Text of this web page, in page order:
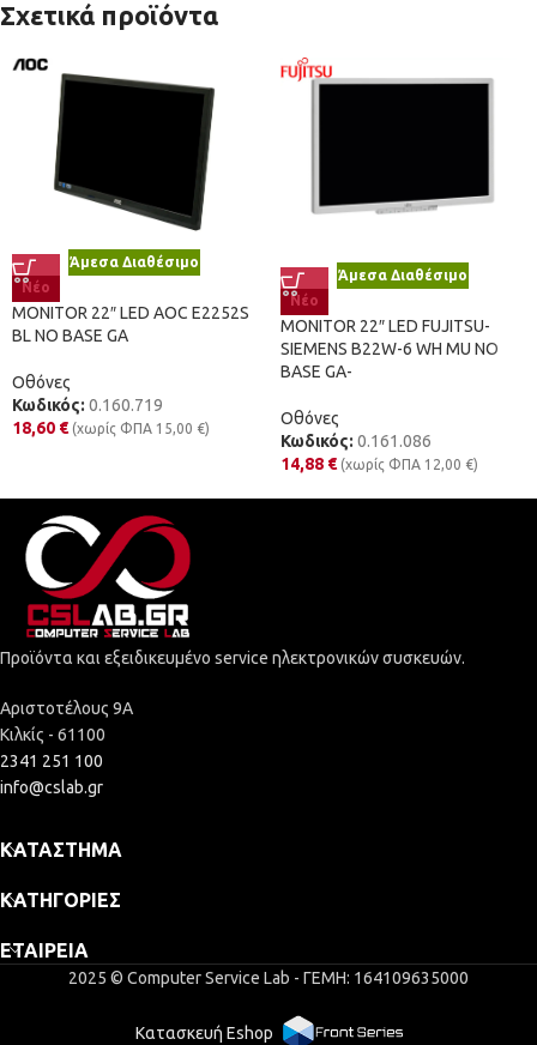
Σχετικά προϊόντα
Άμεσα Διαθέσιμο
Νέο
MONITOR 22″ LED AOC E2252S
BL NO BASE GA
Οθόνες
Κωδικός: 0.160.719
18,60 € (χωρίς ΦΠΑ 15,00 €)
Άμεσα Διαθέσιμο
Νέο
MONITOR 22″ LED FUJITSU-
SIEMENS B22W-6 WH MU NO
BASE GA-
Οθόνες
Κωδικός: 0.161.086
14,88 € (χωρίς ΦΠΑ 12,00 €)
Προϊόντα και εξειδικευμένο service ηλεκτρονικών συσκευών.
Αριστοτέλους 9Α
Κιλκίς - 61100
2341 251 100
info@cslab.gr
ΚΑΤΆΣΤΗΜΑ
ΚΑΤΗΓΟΡΊΕΣ
ΕΤΑΙΡΕΊΑ
2025 © Computer Service Lab - ΓΕΜΗ: 164109635000
Κατασκευή Eshop